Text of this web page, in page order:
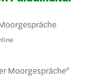
Moorgespräche"